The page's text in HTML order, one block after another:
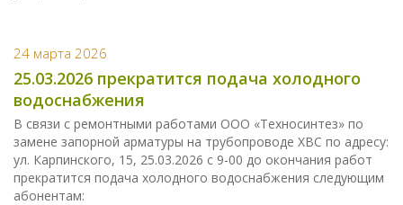
24 марта 2026
25.03.2026 прекратится подача холодного
водоснабжения
В связи с ремонтными работами ООО «Техносинтез» по
замене запорной арматуры на трубопроводе ХВС по адресу:
ул. Карпинского, 15, 25.03.2026 с 9-00 до окончания работ
прекратится подача холодного водоснабжения следующим
абонентам: